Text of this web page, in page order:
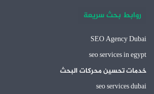
روابط بحث سريعة
SEO Agency Dubai
seo services in egypt
خدمات تحسين محركات البحث
seo services dubai